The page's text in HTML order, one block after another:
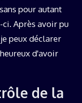
pour autant
Après avoir pu
peux déclarer
d'avoir